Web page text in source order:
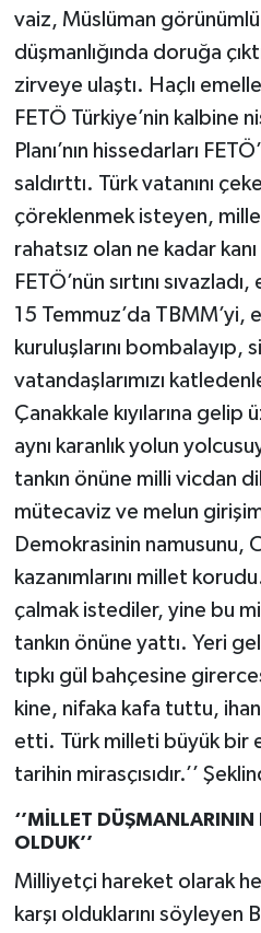
vaiz, Müslüman
düşmanlığında doruğa
zirveye ulaştı. Haçlı
FETÖ Türkiye’nin kalbine
Planı’nın hissedarları
saldırttı. Türk vatanını
çöreklenmek isteyen,
rahatsız olan ne kadar
FETÖ’nün sırtını
15 Temmuz’da
kuruluşlarını bombalayıp,
vatandaşlarımızı
Çanakkale kıyılarına
aynı karanlık yolun
tankın önüne milli vicdan
mütecaviz ve melun
Demokrasinin namusunu,
kazanımlarını millet
çalmak istediler, yine bu
tankın önüne yattı. Yeri
tıpkı gül bahçesine
kine, nifaka kafa tuttu,
etti. Türk milleti büyük bir
tarihin mirasçısıdır.’’
‘’MİLLET
OLDUK’’
Milliyetçi hareket olarak
karşı olduklarını söyleyen